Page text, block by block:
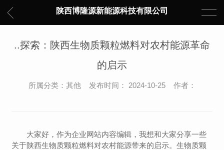
陕西博隆源新能源科技有限公司
..探索：陕西生物质颗粒燃料对农村能源革命
的启示
所属分类：其他 发布时间： 2024-10-25 作者：
大家好，作为企业网站内容编辑，我想和大家分享一些
关于陕西生物质颗粒燃料对农村能源带来的启示。生物质颗